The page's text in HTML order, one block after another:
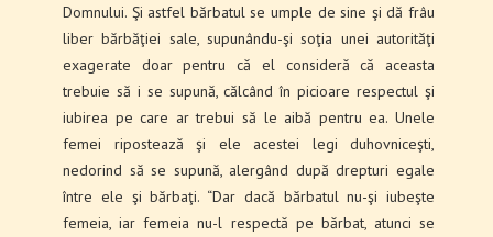
Domnului. Şi astfel bărbatul se umple de sine şi dă frâu
liber bărbăţiei sale, supunându-şi soţia unei autorităţi
exagerate doar pentru că el consideră că aceasta
trebuie să i se supună, călcând în picioare respectul şi
iubirea pe care ar trebui să le aibă pentru ea. Unele
femei ripostează şi ele acestei legi duhovniceşti,
nedorind să se supună, alergând după drepturi egale
între ele şi bărbaţi. “Dar dacă bărbatul nu-şi iubeşte
femeia, iar femeia nu-l respectă pe bărbat, atunci se